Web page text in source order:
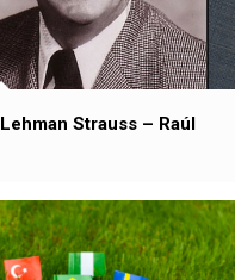
Strauss – Raúl